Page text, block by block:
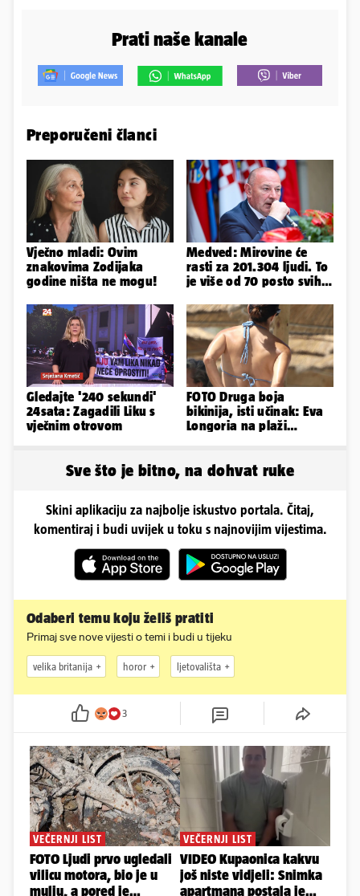
Prati naše kanale
Preporučeni članci
Vječno mladi: Ovim
znakovima Zodijaka
godine ništa ne mogu!
Medved: Mirovine će
rasti za 201.304 ljudi. To
je više od 70 posto svih
Gledajte '240 sekundi'
24sata: Zagadili Liku s
vječnim otrovom
FOTO Druga boja
bikinija, isti učinak: Eva
Longoria na plaži
Sve što je bitno, na dohvat ruke
Skini aplikaciju za najbolje iskustvo portala. Čitaj,
komentiraj i budi uvijek u toku s najnovijim vijestima.
Odaberi temu koju želiš pratiti
Primaj sve nove vijesti o temi i budi u tijeku
velika britanija horor ljetovališta
3